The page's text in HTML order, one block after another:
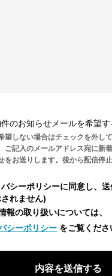
のお知らせメールを希望す
望しない場合はチェックを外し
ご記入のメールアドレス宛に新
をお送りします。後から配信停
シーポリシーに同意し、
れません)
報の取り扱いについては、
シーポリシー をご覧くださ
内容を送信する